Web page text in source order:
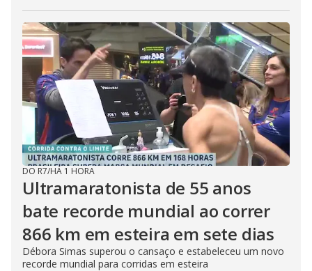
DO R7/HÁ 1 HORA
Ultramaratonista de 55 anos
bate recorde mundial ao correr
866 km em esteira em sete dias
Débora Simas superou o cansaço e estabeleceu um novo
recorde mundial para corridas em esteira